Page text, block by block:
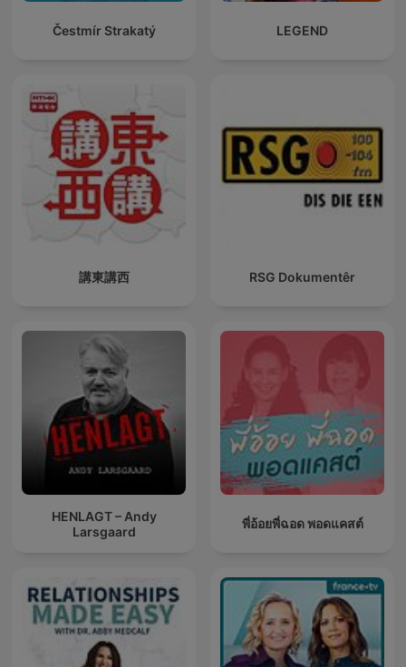
Čestmír Strakatý LEGEND
講東講西 RSG Dokumentêr
HENLAGT – Andy
Larsgaard
พี่อ้อยพี่ฉอด พอดแคสต์